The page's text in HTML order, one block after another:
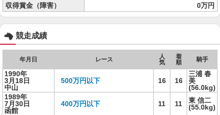
収得賞金（障害）
0万円
競走成績
年月日 レース
人
気
着
順
騎手
1990年
3月18日
中山
500万円以下 16 16
三浦 春
美
(56.0kg)
1989年
7月30日
函館
400万円以下 11 11
東 信二
(55.0kg)